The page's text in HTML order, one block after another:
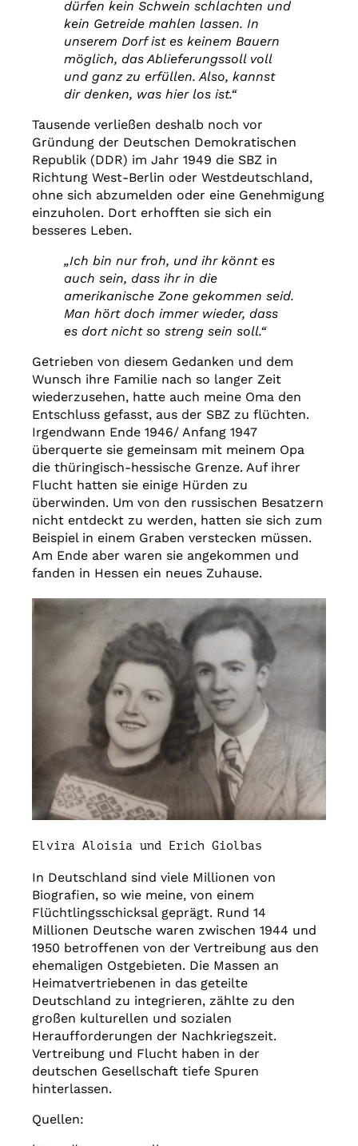
dürfen kein Schwein schlachten und
kein Getreide mahlen lassen. In
unserem Dorf ist es keinem Bauern
möglich, das Ablieferungssoll voll
und ganz zu erfüllen. Also, kannst
dir denken, was hier los ist.“
Tausende verließen deshalb noch vor
Gründung der Deutschen Demokratischen
Republik (DDR) im Jahr 1949 die SBZ in
Richtung West-Berlin oder Westdeutschland,
ohne sich abzumelden oder eine Genehmigung
einzuholen. Dort erhofften sie sich ein
besseres Leben.
„Ich bin nur froh, und ihr könnt es
auch sein, dass ihr in die
amerikanische Zone gekommen seid.
Man hört doch immer wieder, dass
es dort nicht so streng sein soll.“
Getrieben von diesem Gedanken und dem
Wunsch ihre Familie nach so langer Zeit
wiederzusehen, hatte auch meine Oma den
Entschluss gefasst, aus der SBZ zu flüchten.
Irgendwann Ende 1946/ Anfang 1947
überquerte sie gemeinsam mit meinem Opa
die thüringisch-hessische Grenze. Auf ihrer
Flucht hatten sie einige Hürden zu
überwinden. Um von den russischen Besatzern
nicht entdeckt zu werden, hatten sie sich zum
Beispiel in einem Graben verstecken müssen.
Am Ende aber waren sie angekommen und
fanden in Hessen ein neues Zuhause.
Elvira Aloisia und Erich Giolbas
In Deutschland sind viele Millionen von
Biografien, so wie meine, von einem
Flüchtlingsschicksal geprägt. Rund 14
Millionen Deutsche waren zwischen 1944 und
1950 betroffenen von der Vertreibung aus den
ehemaligen Ostgebieten. Die Massen an
Heimatvertriebenen in das geteilte
Deutschland zu integrieren, zählte zu den
großen kulturellen und sozialen
Heraufforderungen der Nachkriegszeit.
Vertreibung und Flucht haben in der
deutschen Gesellschaft tiefe Spuren
hinterlassen.
Quellen: